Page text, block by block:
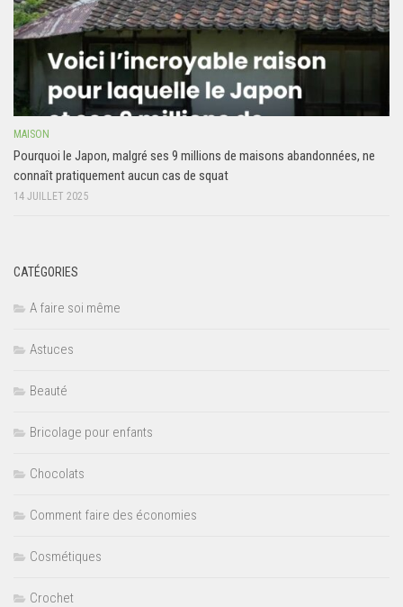
MAISON
Pourquoi le Japon, malgré ses 9 millions de maisons abandonnées, ne
connaît pratiquement aucun cas de squat
14 JUILLET 2025
CATÉGORIES
A faire soi même
Astuces
Beauté
Bricolage pour enfants
Chocolats
Comment faire des économies
Cosmétiques
Crochet